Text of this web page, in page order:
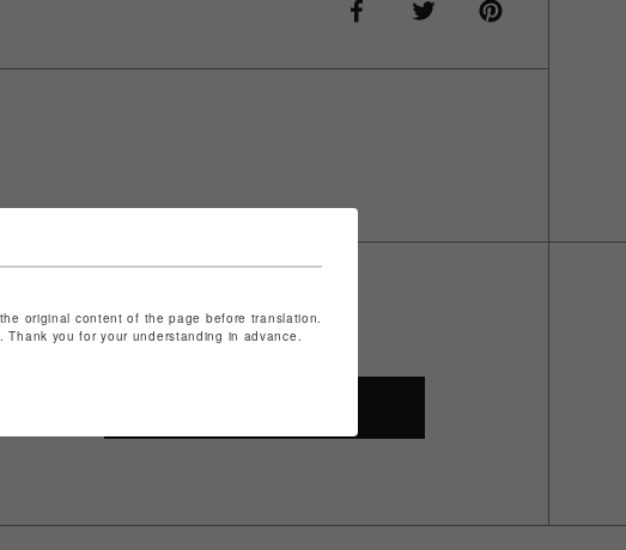
original content of the page before translation.
you for your understanding in advance.